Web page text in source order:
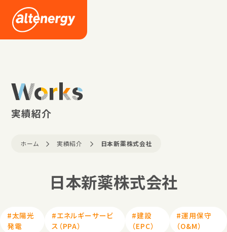
情報
ース
Works
実績紹介
ホーム 実績紹介 日本新薬株式会社
日本新薬株式会社
#太陽光
発電
#エネルギーサービ
ス（PPA）
#建設
（EPC）
#運用保守
（O&M）